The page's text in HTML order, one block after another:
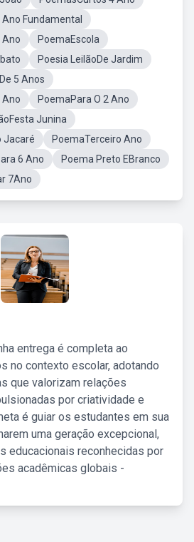
Fundamental
Ano
PoemaEscola
Poesia LeilãoDe Jardim
5 Anos
Ano
PoemaPara O 2 Ano
Junina
Jacaré
PoemaTerceiro Ano
6 Ano
Poema Preto EBranco
7Ano
entrega é completa ao
no contexto escolar, adotando
que valorizam relações
por criatividade e
é guiar os estudantes em sua
uma geração excepcional,
educacionais reconhecidas por
acadêmicas globais -